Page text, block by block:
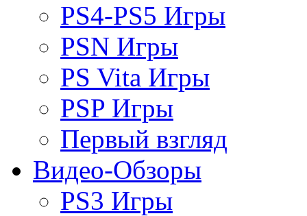
PS4-PS5 Игры
PSN Игры
PS Vita Игры
PSP Игры
Первый взгляд
Видео-Обзоры
PS3 Игры